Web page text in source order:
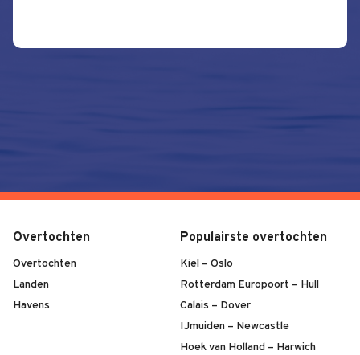
Overtochten
Overtochten
Landen
Havens
Populairste overtochten
Kiel – Oslo
Rotterdam Europoort – Hull
Calais – Dover
IJmuiden – Newcastle
Hoek van Holland – Harwich